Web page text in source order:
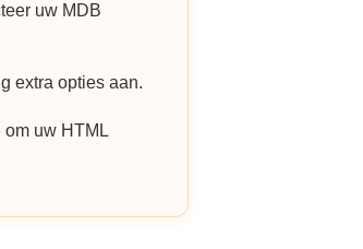
uw MDB
extra opties aan.
uw HTML